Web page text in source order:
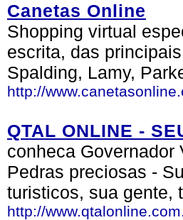
Canetas Online
Shopping virtual
escrita, das
Spalding, Lamy,
http://
QTAL ONLINE -
conheca Governador
Pedras preciosas -
turisticos, sua gente,
http://